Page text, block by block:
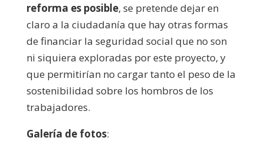
reforma es posible, se pretende dejar en
claro a la ciudadanía que hay otras formas
de financiar la seguridad social que no son
ni siquiera exploradas por este proyecto, y
que permitirían no cargar tanto el peso de la
sostenibilidad sobre los hombros de los
trabajadores.
Galería de fotos: